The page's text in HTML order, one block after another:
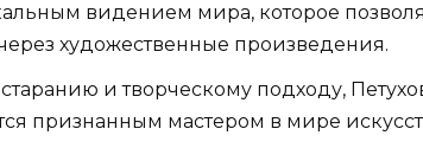
видением мира, которое
художественные произведения.
и творческому подходу,
признанным мастером в мире